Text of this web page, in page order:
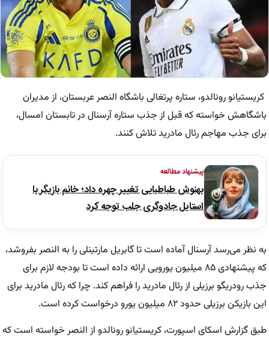
کریستیانو رونالدو، ستاره پرتغالی باشگاه النصر عربستان، از مدیران
باشگاهش خواسته که قبل از جذب ستاره آرسنال در تابستان امسال،
برای جذب مهاجم رئال مادرید تلاش کنند.
پیشنهاد مطالعه
بهنوش طباطبایی تغییر چهره داد؛ خانم بازیگر با
استایل جادوگری جلب توجه کرد
به نظر می‌رسد آرسنال آماده است تا گابریل مارتینلی را به النصر بفروشد،
که پیشنهادی ۸۵ میلیون یورویی ارائه داده است تا بودجه لازم برای
جذب رودریگو برزیلی از رئال مادرید را فراهم کند. چرا که رئال مادرید برای
این بازیکن برزیلی حدود ۸۲ میلیون یورو درخواست کرده است.
طبق گزارش اسکای اسپورت، کریستیانو رونالدو از النصر خواسته است که